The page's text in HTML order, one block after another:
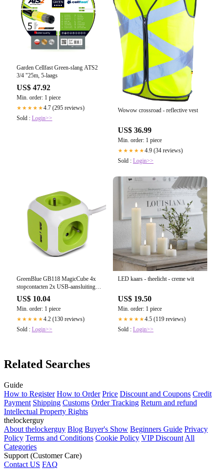
Garden Cellfast Green-slang ATS2
3/4 "25m, 5-laags
US$ 47.92
Min. order: 1 piece
★★★★★4.7 (295 reviews)
Sold : Login>>
Wowow crossroad - reflective vest
US$ 36.99
Min. order: 1 piece
★★★★★4.9 (34 reviews)
Sold : Login>>
GreenBlue GB118 MagicCube 4x
stopcontacten 2x USB-aansluiting
1.4m met penaarde
US$ 10.04
Min. order: 1 piece
★★★★★4.2 (130 reviews)
Sold : Login>>
LED kaars - theelicht - creme wit
US$ 19.50
Min. order: 1 piece
★★★★★4.5 (119 reviews)
Sold : Login>>
Related Searches
Guide
How to Register How to Order Price Discount and Coupons Credit
Payment Shipping Customs Order Tracking Return and refund
Intellectual Property Rights
thelockerguy
About thelockerguy Blog Buyer's Show Beginners Guide Privacy
Policy Terms and Conditions Cookie Policy VIP Discount All
Categories
Support (Customer Care)
Contact US FAQ